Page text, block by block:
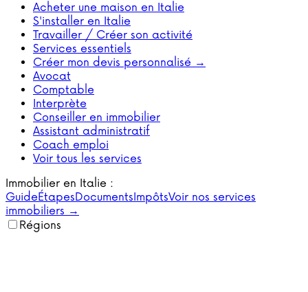
Acheter une maison en Italie
S'installer en Italie
Travailler / Créer son activité
Services essentiels
Créer mon devis personnalisé →
Avocat
Comptable
Interprète
Conseiller en immobilier
Assistant administratif
Coach emploi
Voir tous les services
Immobilier en Italie :
GuideÉtapesDocumentsImpôtsVoir nos services
immobiliers →
Régions